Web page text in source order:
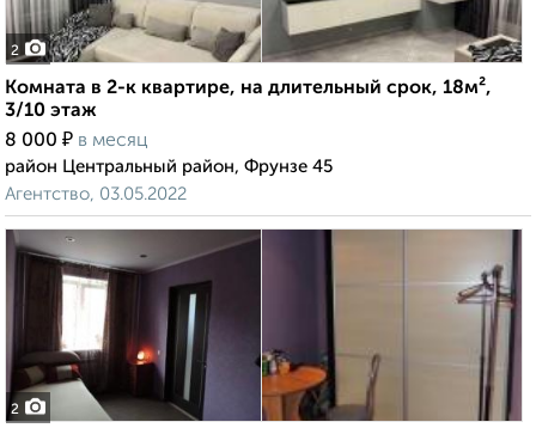
2
Комната в 2-к квартире, на длительный срок, 18м²,
3/10 этаж
8 000 ₽ в месяц
район Центральный район, Фрунзе 45
Агентство, 03.05.2022
2